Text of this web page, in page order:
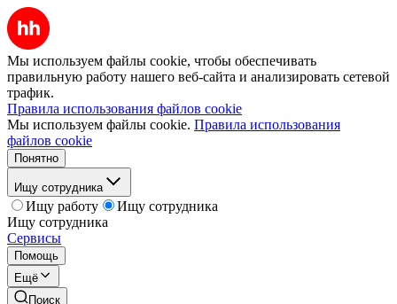
Мы используем файлы cookie, чтобы обеспечивать
правильную работу нашего веб-сайта и анализировать сетевой
трафик.
Правила использования файлов cookie
Мы используем файлы cookie. Правила использования
файлов cookie
Понятно
Ищу сотрудника
Ищу работу
Ищу сотрудника
Ищу сотрудника
Сервисы
Помощь
Ещё
Поиск